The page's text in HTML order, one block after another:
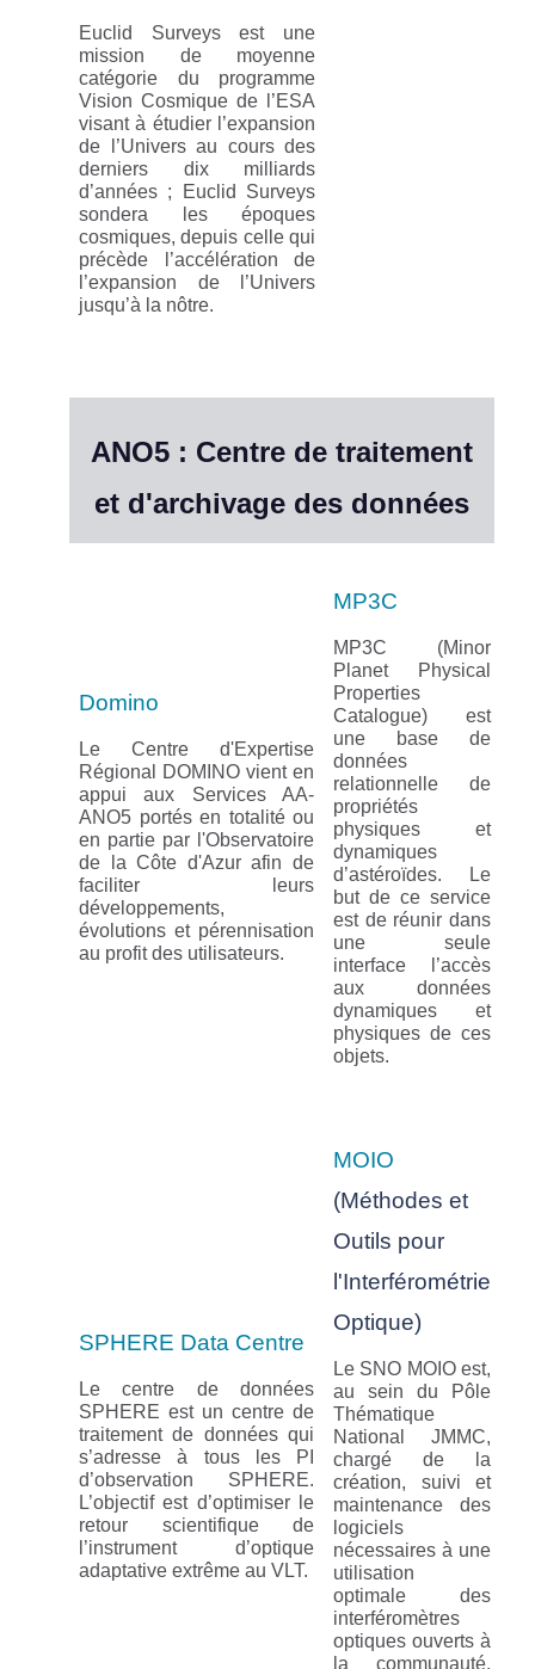
Euclid Surveys est une
mission de moyenne
catégorie du programme
Vision Cosmique de l’ESA
visant à étudier l’expansion
de l’Univers au cours des
derniers dix milliards
d’années ; Euclid Surveys
sondera les époques
cosmiques, depuis celle qui
précède l’accélération de
l’expansion de l’Univers
jusqu’à la nôtre.
ANO5 : Centre de traitement
et d'archivage des données
Domino
Le Centre d'Expertise
Régional DOMINO vient en
appui aux Services AA-
ANO5 portés en totalité ou
en partie par l'Observatoire
de la Côte d'Azur afin de
faciliter leurs
développements,
évolutions et pérennisation
au profit des utilisateurs.
MP3C
MP3C (Minor
Planet Physical
Properties
Catalogue) est
une base de
données
relationnelle de
propriétés
physiques et
dynamiques
d’astéroïdes. Le
but de ce service
est de réunir dans
une seule
interface l’accès
aux données
dynamiques et
physiques de ces
objets.
SPHERE Data Centre
Le centre de données
SPHERE est un centre de
traitement de données qui
s’adresse à tous les PI
d’observation SPHERE.
L’objectif est d’optimiser le
retour scientifique de
l’instrument d’optique
adaptative extrême au VLT.
MOIO
(Méthodes et
Outils pour
l'Interférométrie
Optique)
Le SNO MOIO est,
au sein du Pôle
Thématique
National JMMC,
chargé de la
création, suivi et
maintenance des
logiciels
nécessaires à une
utilisation
optimale des
interféromètres
optiques ouverts à
la communauté,